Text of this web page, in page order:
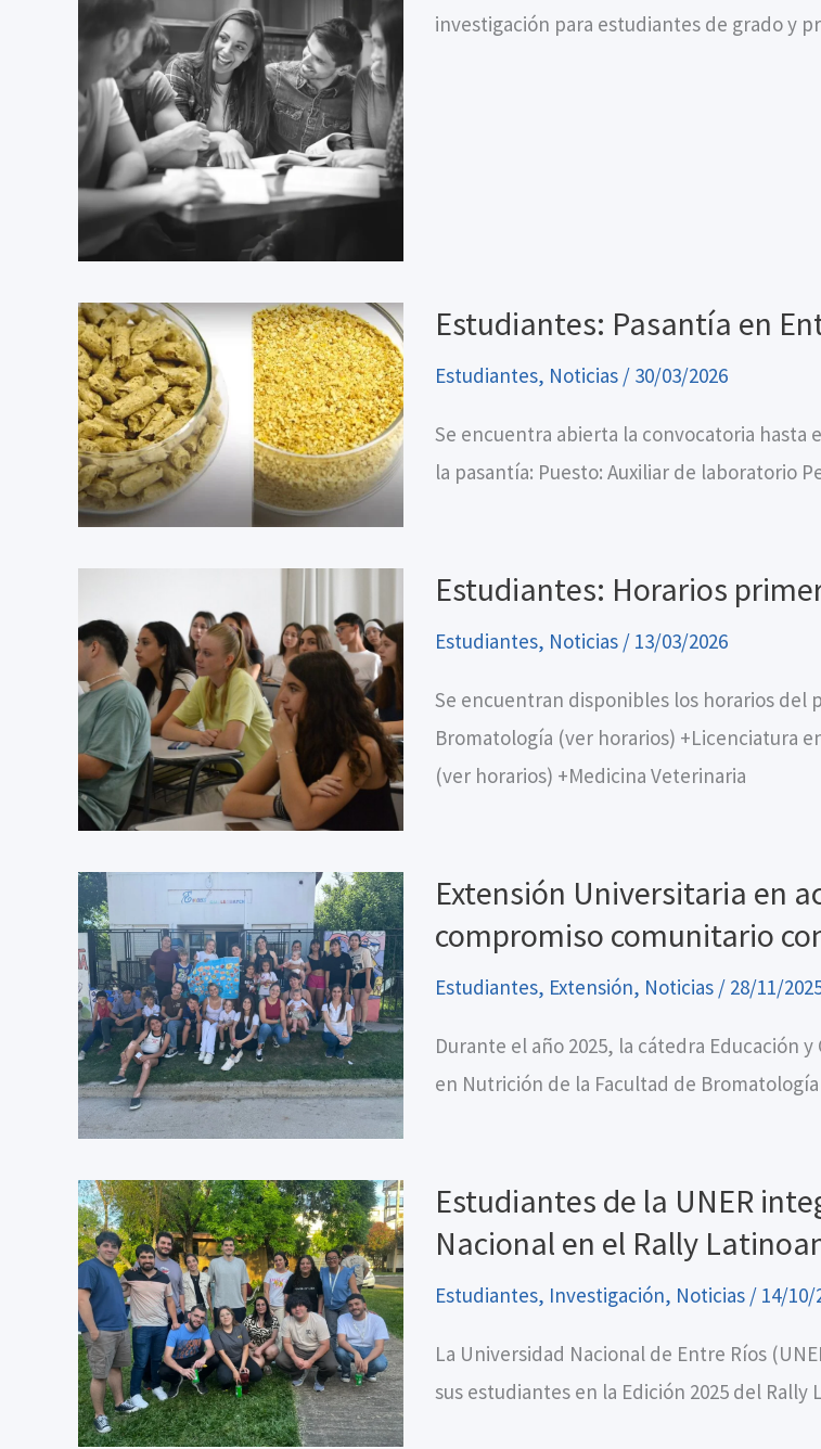
investigación para estudiantes de grado y
Estudiantes: Pasantía en
Estudiantes, Noticias/ 30/03/2026
Se encuentra abierta la convocatoria hasta
la pasantía: Puesto: Auxiliar de laboratorio
Estudiantes: Horarios
Estudiantes, Noticias/ 13/03/2026
Se encuentran disponibles los horarios del
Bromatología (ver horarios) +Licenciatura
(ver horarios) +Medicina Veterinaria
Extensión Universitaria en
compromiso comunitario
Estudiantes, Extensión, Noticias/ 28/11/
Durante el año 2025, la cátedra Educación
en Nutrición de la Facultad de
Estudiantes de la UNER
Nacional en el Rally
Estudiantes, Investigación, Noticias/ 14/10/
La Universidad Nacional de Entre Ríos
sus estudiantes en la Edición 2025 del